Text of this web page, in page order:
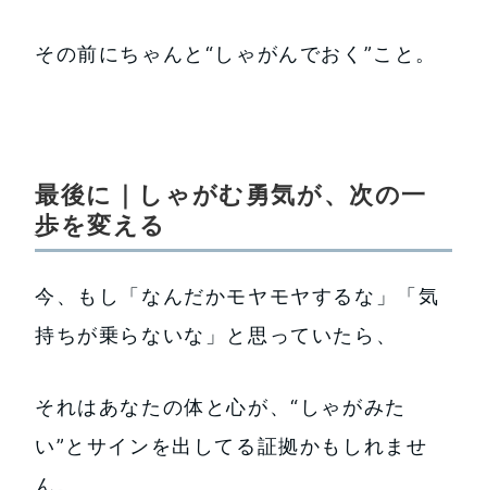
その前にちゃんと“しゃがんでおく”こと。
最後に｜しゃがむ勇気が、次の一
歩を変える
今、もし「なんだかモヤモヤするな」「気
持ちが乗らないな」と思っていたら、
それはあなたの体と心が、“しゃがみた
い”とサインを出してる証拠かもしれませ
ん。